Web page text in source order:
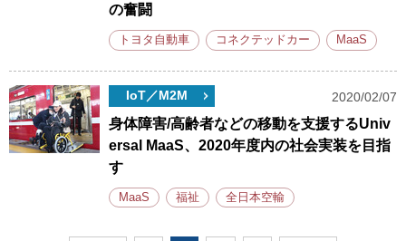
の奮闘
トヨタ自動車 コネクテッドカー MaaS
IoT／M2M 2020/02/07
身体障害/高齢者などの移動を支援するUniv
ersal MaaS、2020年度内の社会実装を目指
す
MaaS 福祉 全日本空輸